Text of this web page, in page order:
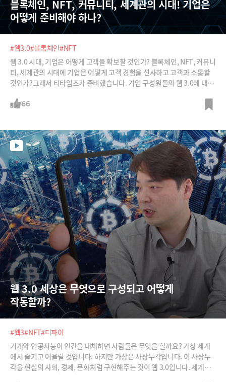
블록체인, NFT, 커뮤니티, 세계관의 시대! 기업은
어떻게 준비해야 하나?
#웹3.0#블록체인#NFT
웹 3.0 시대, 기업은 어떻게 고객을 확보할 것인가? 블록체인, NFT, 커뮤니
티, 세계관의 시대에 기업은 어떻게 고객 경험을 선사하고 고객과 소통할
것인가?그래서 티타임즈가 준비했습니다. 기업 구성원들의 웹 3.0에 대한
지 내용이 담깁니다.① 웹 3.0을 구현하는 블록체인에 대한 이해② 웹 3.0
66
웹 3.0 세상은 무엇으로 구성되고 어떻게
작동할까?
#웹3#NFT#디파이
기계와 인공지능이 인간을 대체하면 사람들은 무엇을 할까요? 가상 세계
에서 즐기고 어울릴 것입니다. 하지만 가상은 사상누각입니다. 이 사상누
각을 현실의 사회, 경제, 문화처럼 구현해주는 것이 웹 3.0입니다. 세계적